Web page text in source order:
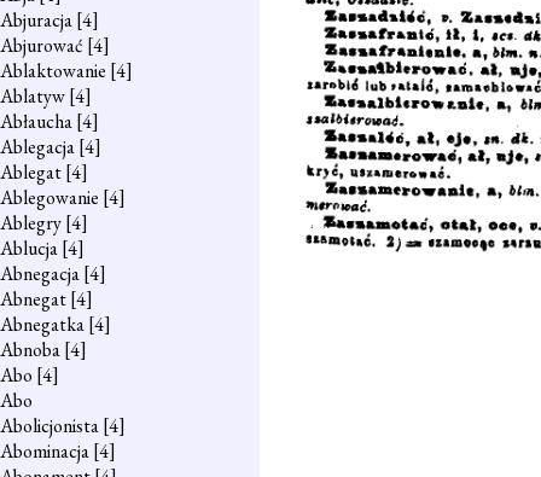
Abjuracja[4]
Abjurować [4]
Ablaktowanie [4]
Ablatyw[4]
Abłaucha[4]
Ablegacja[4]
Ablegat[4]
Ablegowanie [4]
Ablegry[4]
Ablucja[4]
Abnegacja[4]
Abnegat[4]
Abnegatka[4]
Abnoba[4]
Abo [4]
Abo
Abolicjonista[4]
Abominacja[4]